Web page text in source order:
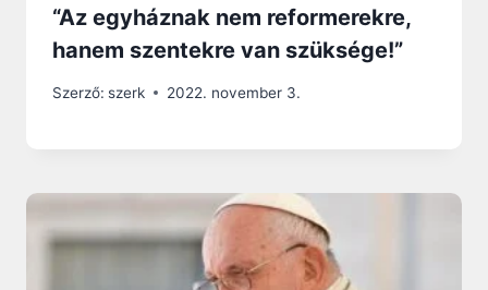
“Az egyháznak nem reformerekre,
hanem szentekre van szüksége!”
Szerző: szerk 2022. november 3.